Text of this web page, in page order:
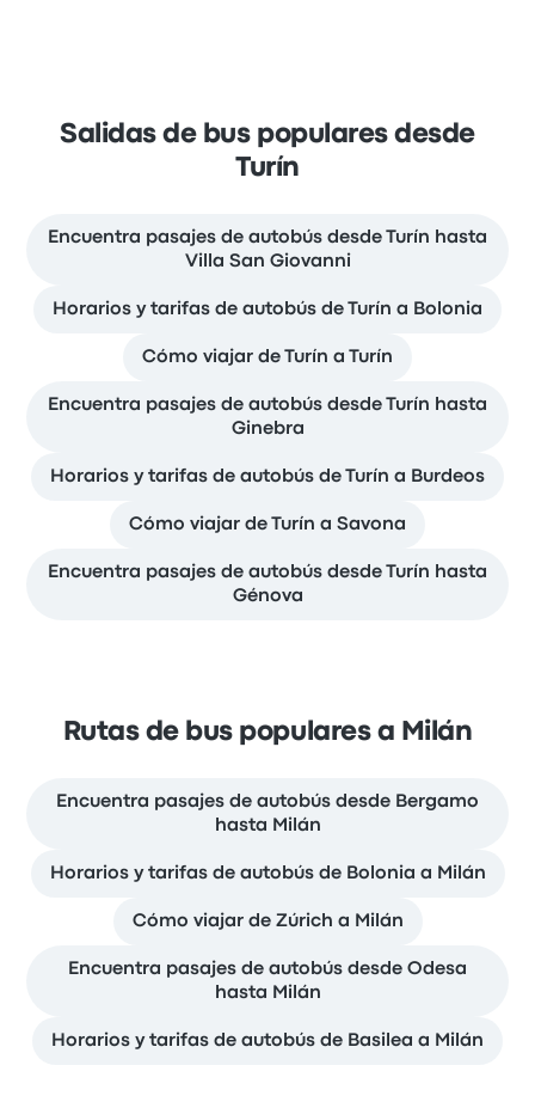
Salidas de bus populares desde
Turín
Encuentra pasajes de autobús desde Turín hasta
Villa San Giovanni
Horarios y tarifas de autobús de Turín a Bolonia
Cómo viajar de Turín a Turín
Encuentra pasajes de autobús desde Turín hasta
Ginebra
Horarios y tarifas de autobús de Turín a Burdeos
Cómo viajar de Turín a Savona
Encuentra pasajes de autobús desde Turín hasta
Génova
Rutas de bus populares a Milán
Encuentra pasajes de autobús desde Bergamo
hasta Milán
Horarios y tarifas de autobús de Bolonia a Milán
Cómo viajar de Zúrich a Milán
Encuentra pasajes de autobús desde Odesa
hasta Milán
Horarios y tarifas de autobús de Basilea a Milán